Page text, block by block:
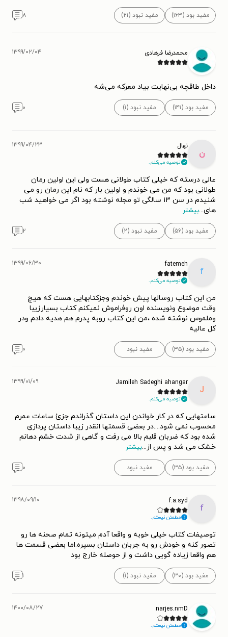
مفید بود (۱۶۳) مفید نبود (۲۱) ۸
محمدرضا فرهادی ۱۳۹۹/۰۲/۰۴
داخل طاقچه بی‌نهایت بیاد معرکه می‌شه
مفید بود (۱۴۱) مفید نبود (۱) ۰
ن
نهال
توصیه می‌کنم.
۱۳۹۹/۰۴/۲۳
عالی درسته که خیلی کتاب طولانی هست ولی این اولین رمان
طولانی بود که من می خوندم و اولین بار که نام این رمان رو می
شنیدم در سن ۱۳ سالگی تو مجله نوشته بود اگر می خواهید شب
های...بیشتر
مفید بود (۵۶) مفید نبود (۲) ۲
f
fatemeh
توصیه می‌کنم.
۱۳۹۹/۰۶/۳۰
من این کتاب روسالها پیش خوندم وجزکتابهایی هست که هیچ
وقت موضوع ونویسنده اون روفراموش نمیکنم کتاب بسیارزیبا
وملموس نوشته شده ،من این کتاب روبه پدرم هم هدیه دادم ودر
کل عالیه
مفید بود (۳۵) مفید نبود ۰
J
Jamileh Sadeghi ahangar
توصیه می‌کنم.
۱۳۹۹/۰۱/۰۹
ساعتهایی که در کار خواندن این داستان گذراندم جزئ ساعات عمرم
محسوب نمی شود....در بعضی قسمتها انقدر زیبا داستان پردازی
شده بود که ضربان قلبم بالا می رفت و گاهی از شدت خشم دهانم
خشک می شد و پس از ...بیشتر
مفید بود (۳۵) مفید نبود ۰
f
f.a.syd
مطمئن نیستم.
۱۳۹۸/۰۹/۱۰
توصیفات کتاب خیلی خوبه و واقعا آدم میتونه تمام صحنه ها رو
تصور کنه و خودش رو به جربان داستان بسپره.اما بعضی قسمت ها
هم واقعا زیاده گویی داشت و از حوصله خارج بود
مفید بود (۳۰) مفید نبود (۱) ۱
narjes.nmD
مطمئن نیستم.
۱۴۰۰/۰۸/۲۷